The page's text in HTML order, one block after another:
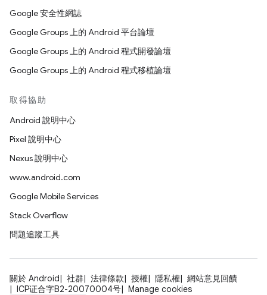
Google 安全性網誌
Google Groups 上的 Android 平台論壇
Google Groups 上的 Android 程式開發論壇
Google Groups 上的 Android 程式移植論壇
取得協助
Android 說明中心
Pixel 說明中心
Nexus 說明中心
www.android.com
Google Mobile Services
Stack Overflow
問題追蹤工具
關於 Android 社群 法律條款 授權 隱私權
網站意見回饋
ICP证合字B2-20070004号
Manage cookies